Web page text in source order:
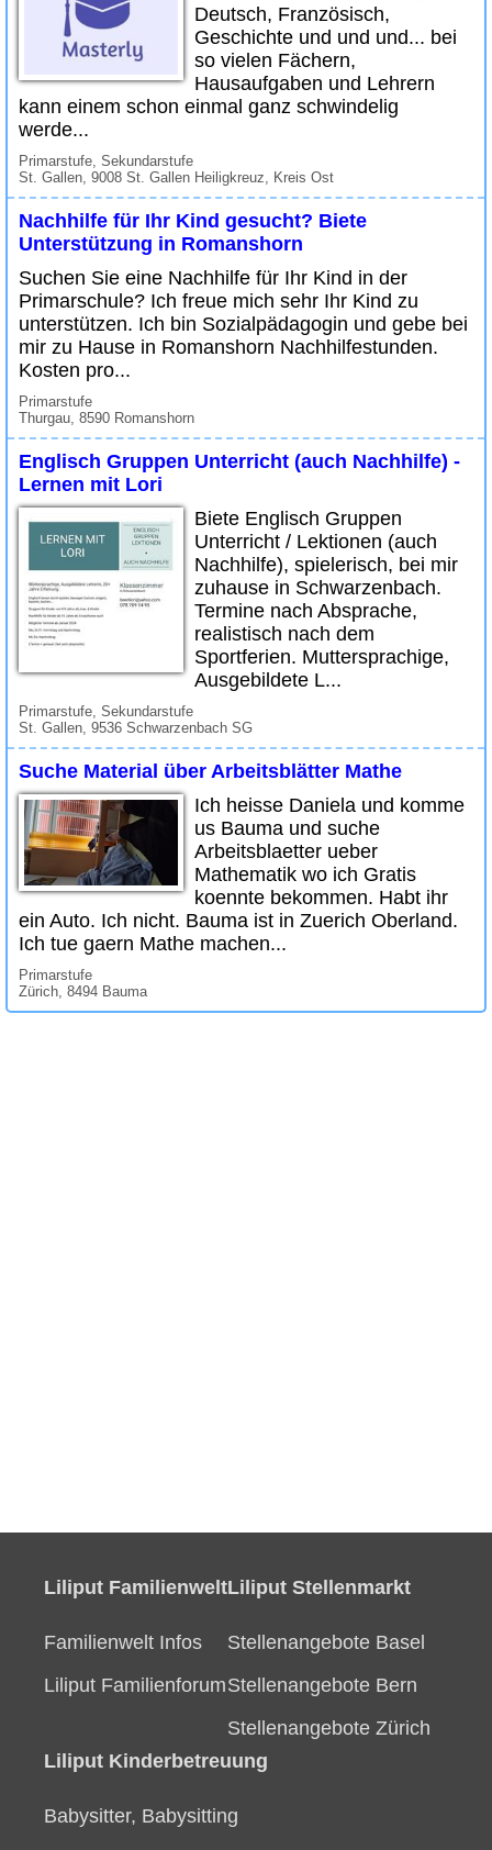
Deutsch, Französisch,
Geschichte und und und... bei
so vielen Fächern,
Hausaufgaben und Lehrern
kann einem schon einmal ganz schwindelig
werde...
Primarstufe, Sekundarstufe
St. Gallen, 9008 St. Gallen Heiligkreuz, Kreis Ost
Nachhilfe für Ihr Kind gesucht? Biete
Unterstützung in Romanshorn
Suchen Sie eine Nachhilfe für Ihr Kind in der
Primarschule? Ich freue mich sehr Ihr Kind zu
unterstützen. Ich bin Sozialpädagogin und gebe bei
mir zu Hause in Romanshorn Nachhilfestunden.
Kosten pro...
Primarstufe
Thurgau, 8590 Romanshorn
Englisch Gruppen Unterricht (auch Nachhilfe) -
Lernen mit Lori
Biete Englisch Gruppen
Unterricht / Lektionen (auch
Nachhilfe), spielerisch, bei mir
zuhause in Schwarzenbach.
Termine nach Absprache,
realistisch nach dem
Sportferien. Muttersprachige,
Ausgebildete L...
Primarstufe, Sekundarstufe
St. Gallen, 9536 Schwarzenbach SG
Suche Material über Arbeitsblätter Mathe
Ich heisse Daniela und komme
us Bauma und suche
Arbeitsblaetter ueber
Mathematik wo ich Gratis
koennte bekommen. Habt ihr
ein Auto. Ich nicht. Bauma ist in Zuerich Oberland.
Ich tue gaern Mathe machen...
Primarstufe
Zürich, 8494 Bauma
Liliput Familienwelt
Familienwelt Infos
Liliput Familienforum
Liliput Stellenmarkt
Stellenangebote Basel
Stellenangebote Bern
Stellenangebote Zürich
Liliput Kinderbetreuung
Babysitter, Babysitting